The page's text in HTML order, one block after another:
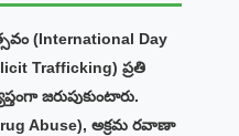
(International Day
Trafficking) ప్రతి
జరుపుకుంటారు.
Abuse), అక్రమ రవాణా